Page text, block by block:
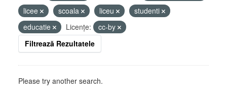
licee
scoala liceu
studenti
educatie
Licenţe:
cc-by
Filtrează Rezultatele
Please try another search.